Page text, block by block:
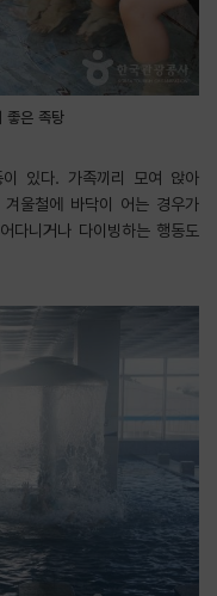
좋은 족탕
있다. 가족끼리 모여 앉아
울철에 바닥이 어는 경우가
다니거나 다이빙하는 행동도